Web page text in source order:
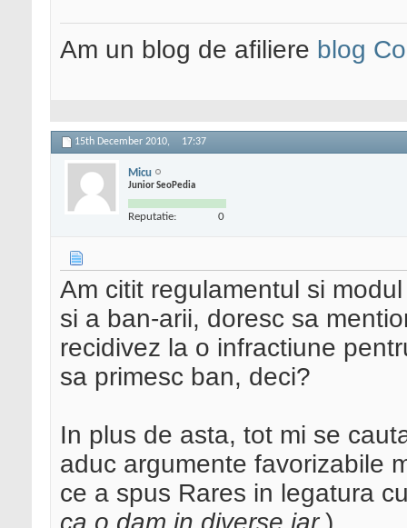
Am un blog de afiliere blog
15th December 2010, 17:37
Micu
Junior SeoPedia
Reputatie: 0
Am citit regulamentul si
si a ban-arii, doresc sa
recidivez la o infractiune
sa primesc ban, deci?
In plus de asta, tot mi se
aduc argumente favorizabile
ce a spus Rares in legatura